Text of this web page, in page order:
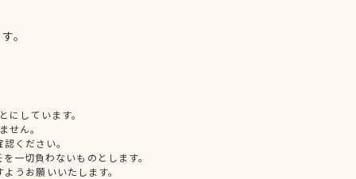
。
しています。
せん。
ください。
一切負わないものとします。
うお願いいたします。